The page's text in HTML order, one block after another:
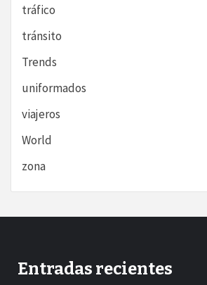
tráfico
tránsito
Trends
uniformados
viajeros
World
zona
Entradas recientes